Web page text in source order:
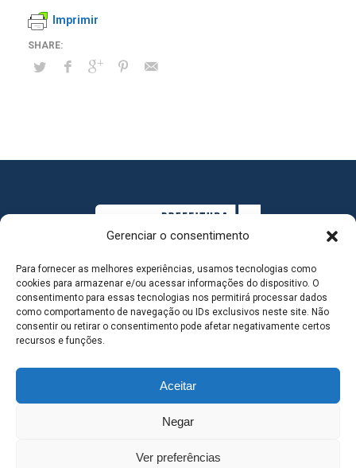
Gerenciar o consentimento
Para fornecer as melhores experiências, usamos tecnologias como
cookies para armazenar e/ou acessar informações do dispositivo. O
consentimento para essas tecnologias nos permitirá processar dados
como comportamento de navegação ou IDs exclusivos neste site. Não
consentir ou retirar o consentimento pode afetar negativamente certos
recursos e funções.
Aceitar
Negar
Ver preferências
Imprimir
MAPA DO SITE
SEDE DO ADMINISTRATIVO MUNICIPAL - Avenida